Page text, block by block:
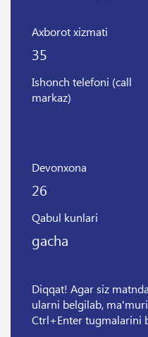
Axborot xizmati
35
Ishonch telefoni (call
markaz)
Devonxona
26
Qabul kunlari
gacha
Diqqat! Agar siz
ularni belgilab,
Ctrl+Enter tugmalarini